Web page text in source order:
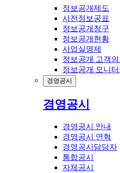
정보공개제도
사전정보공표
정보공개청구
정보공개현황
사업실명제
정보공개 고객
정보공개 모니
경영공시
경영공시
경영공시 안내
경영공시 연혁
경영공시담당자
통합공시
자체공시